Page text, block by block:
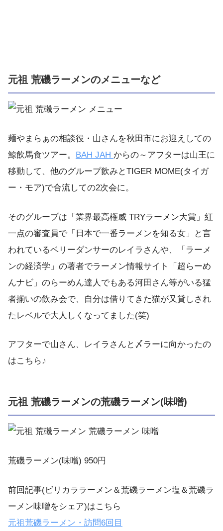
元祖 荒磯ラーメンのメニューなど
麺やまらぁの相談役・山さんを秋田市にお迎えしての
鯨飲馬食ツアー。 BAH JAH からの～アフターは山王に
移動して、他のグループ飲みとTIGER MOME(タイガ
ー・モア)で合流しての2次会に。
そのグループは「業界最高権威 TRYラーメン大賞」紅
一点の審査員で「日本で一番ラーメンを知る女」と言
われているベリーダンサーのレイラさんや、「ラーメ
ンの経済学」の著者でラーメン情報サイト「超らーめ
んナビ」のらーめん達人でもある河田さん等がいる猛
者揃いの飲み会で、自分は借りてきた猫が又貸しされ
たレベルで大人しくなってました(笑)
アフターで山さん、レイラさんと〆ラーに向かったの
はこちら♪
元祖 荒磯ラーメンの荒磯ラーメン(味噌)
荒磯ラーメン(味噌) 950円
前回記事(ビリカララーメン＆荒磯ラーメン塩＆荒磯ラ
ーメン味噌をシェア)はこちら
元祖荒磯ラーメン・訪問6回目